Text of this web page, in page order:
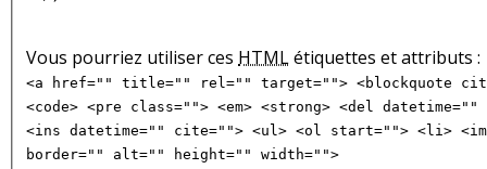
Vous pourriez utiliser ces HTMLétiquettes et attributs :
<a href="" title="" rel="" target=""> <blockquote
<code> <pre class=""> <em> <strong> <del
<ins datetime="" cite=""> <ul> <ol start=""> <li>
border="" alt="" height="" width="">